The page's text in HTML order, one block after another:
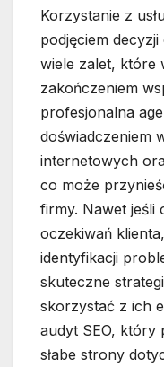
Korzystanie z
podjęciem
wiele zalet, które
zakończeniem
profesjonalna
doświadczeniem
internetowych
co może
firmy. Nawet jeśli
oczekiwań
identyfikacji
skuteczne
skorzystać z ich
audyt SEO, który
słabe strony